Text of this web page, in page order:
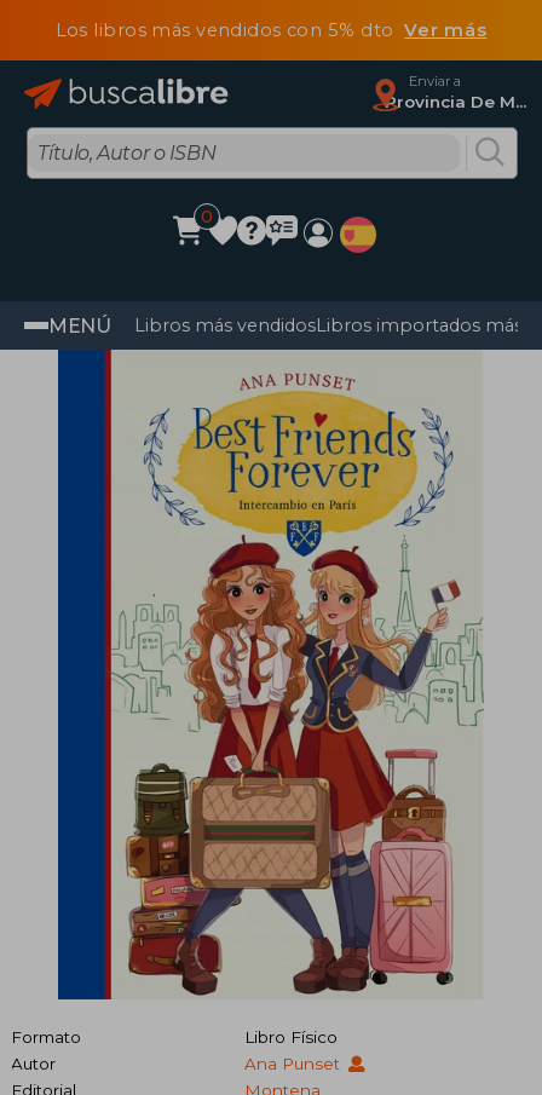
Los libros más vendidos con 5% dtoVer más
Enviar a
Provincia De Madrid
0
MENÚ Libros más vendidosLibros importados más
Formato
Libro Físico
Autor
Ana Punset
Editorial
Montena